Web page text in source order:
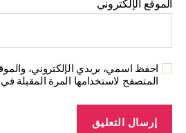
الموقع الإلكتروني
احفظ اسمي، بريدي الإلكتروني،
المتصفح لاستخدامها المرة المقبلة